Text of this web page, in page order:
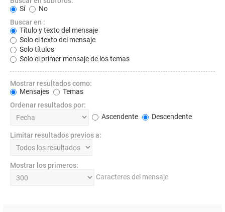
Sí
No
Buscar en :
Título y texto del mensaje
Solo el texto del mensaje
Solo títulos
Solo el primer mensaje de los temas
Mostrar resultados como:
Mensajes
Temas
Ordenar resultados por:
Ascendente
Descendente
Limitar resultados previos a:
Mostrar los primeros:
Caracteres del mensaje